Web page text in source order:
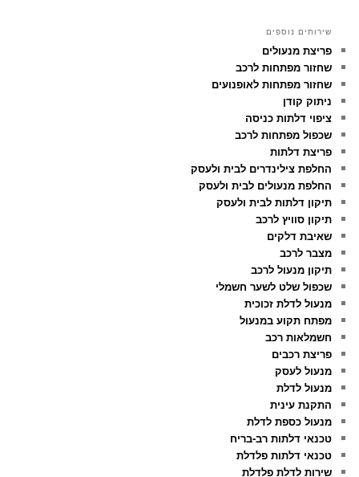
שירותים נוספים
פריצת מנעולים
שחזור מפתחות לרכב
שחזור מפתחות לאופנועים
ניתוק קודן
ציפוי דלתות כניסה
שכפול מפתחות לרכב
פריצת דלתות
החלפת צילינדרים לבית ולעסק
החלפת מנעולים לבית ולעסק
תיקון דלתות לבית ולעסק
תיקון סוויץ לרכב
שאיבת דלקים
מצבר לרכב
תיקון מנעול לרכב
שכפול שלט לשער חשמלי
מנעול לדלת זכוכית
מפתח תקוע במנעול
חשמלאות רכב
פריצת רכבים
מנעול לעסק
מנעול לדלת
התקנת עינית
מנעול כספת לדלת
טכנאי דלתות רב-בריח
טכנאי דלתות פלדלת
שירות לדלת פלדלת